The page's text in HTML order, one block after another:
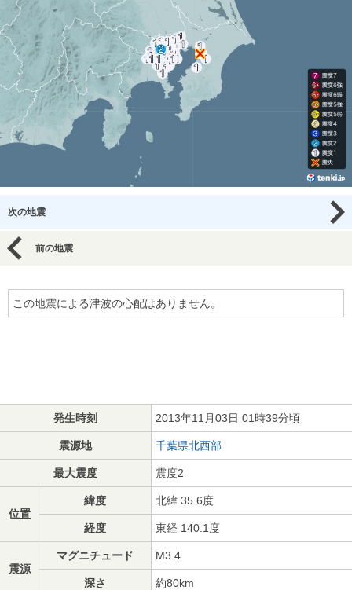
次の地震
前の地震
この地震による津波の心配はありません。
発生時刻 2013年11月03日 01時39分頃
震源地 千葉県北西部
最大震度 震度2
位置
緯度 北緯 35.6度
経度 東経 140.1度
震源
マグニチュード M3.4
深さ 約80km